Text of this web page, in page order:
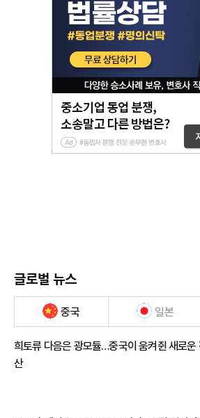
글로벌 뉴스
중국 일본
희토류 다음은 광모듈…중국이 움켜쥔 새로운
산